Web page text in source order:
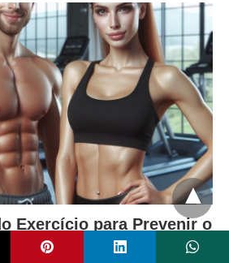
Exercício para Prevenir o